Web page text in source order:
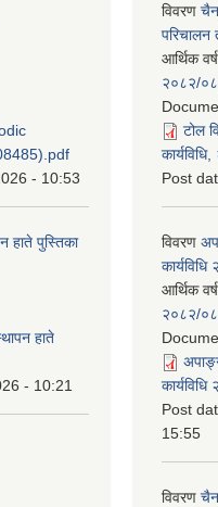
- 10:53
हाते पुस्तिका
हाते
- 10:21
विवरण
परिचालन
आर्थिक
२०८२/
टोल
Post
विवरण
आर्थिक
२०८२/
Post
15:55
विवरण